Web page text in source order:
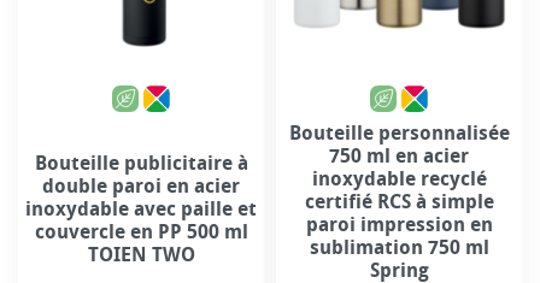
Bouteille publicitaire à
double paroi en acier
inoxydable avec paille et
couvercle en PP 500 ml
TOIEN TWO
Bouteille personnalisée
750 ml en acier
inoxydable recyclé
certifié RCS à simple
paroi impression en
sublimation 750 ml
Spring